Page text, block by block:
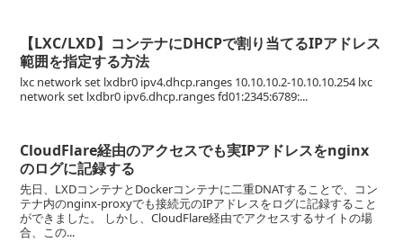
【LXC/LXD】コンテナにDHCPで割り当てるIPアドレス
範囲を指定する方法
lxc network set lxdbr0 ipv4.dhcp.ranges 10.10.10.2-10.10.10.254 lxc
network set lxdbr0 ipv6.dhcp.ranges fd01:2345:6789:...
CloudFlare経由のアクセスでも実IPアドレスをnginx
のログに記録する
先日、LXDコンテナとDockerコンテナに二重DNATすることで、コン
テナ内のnginx-proxyでも接続元のIPアドレスをログに記録すること
ができました。 しかし、CloudFlare経由でアクセスするサイトの場
合、この...